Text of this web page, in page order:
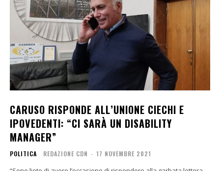
CARUSO RISPONDE ALL’UNIONE CIECHI E
IPOVEDENTI: “CI SARÀ UN DISABILITY
MANAGER”
POLITICA REDAZIONE CDN - 17 NOVEMBRE 2021